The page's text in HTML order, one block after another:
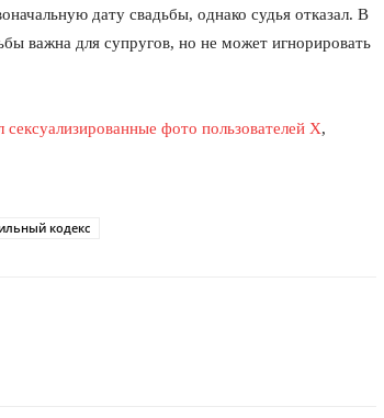
Отказ от ответственности
Подписка
дату свадьбы, однако судья отказал. В
важна для супругов, но не может игнорировать
фото пользователей X,
кодекс